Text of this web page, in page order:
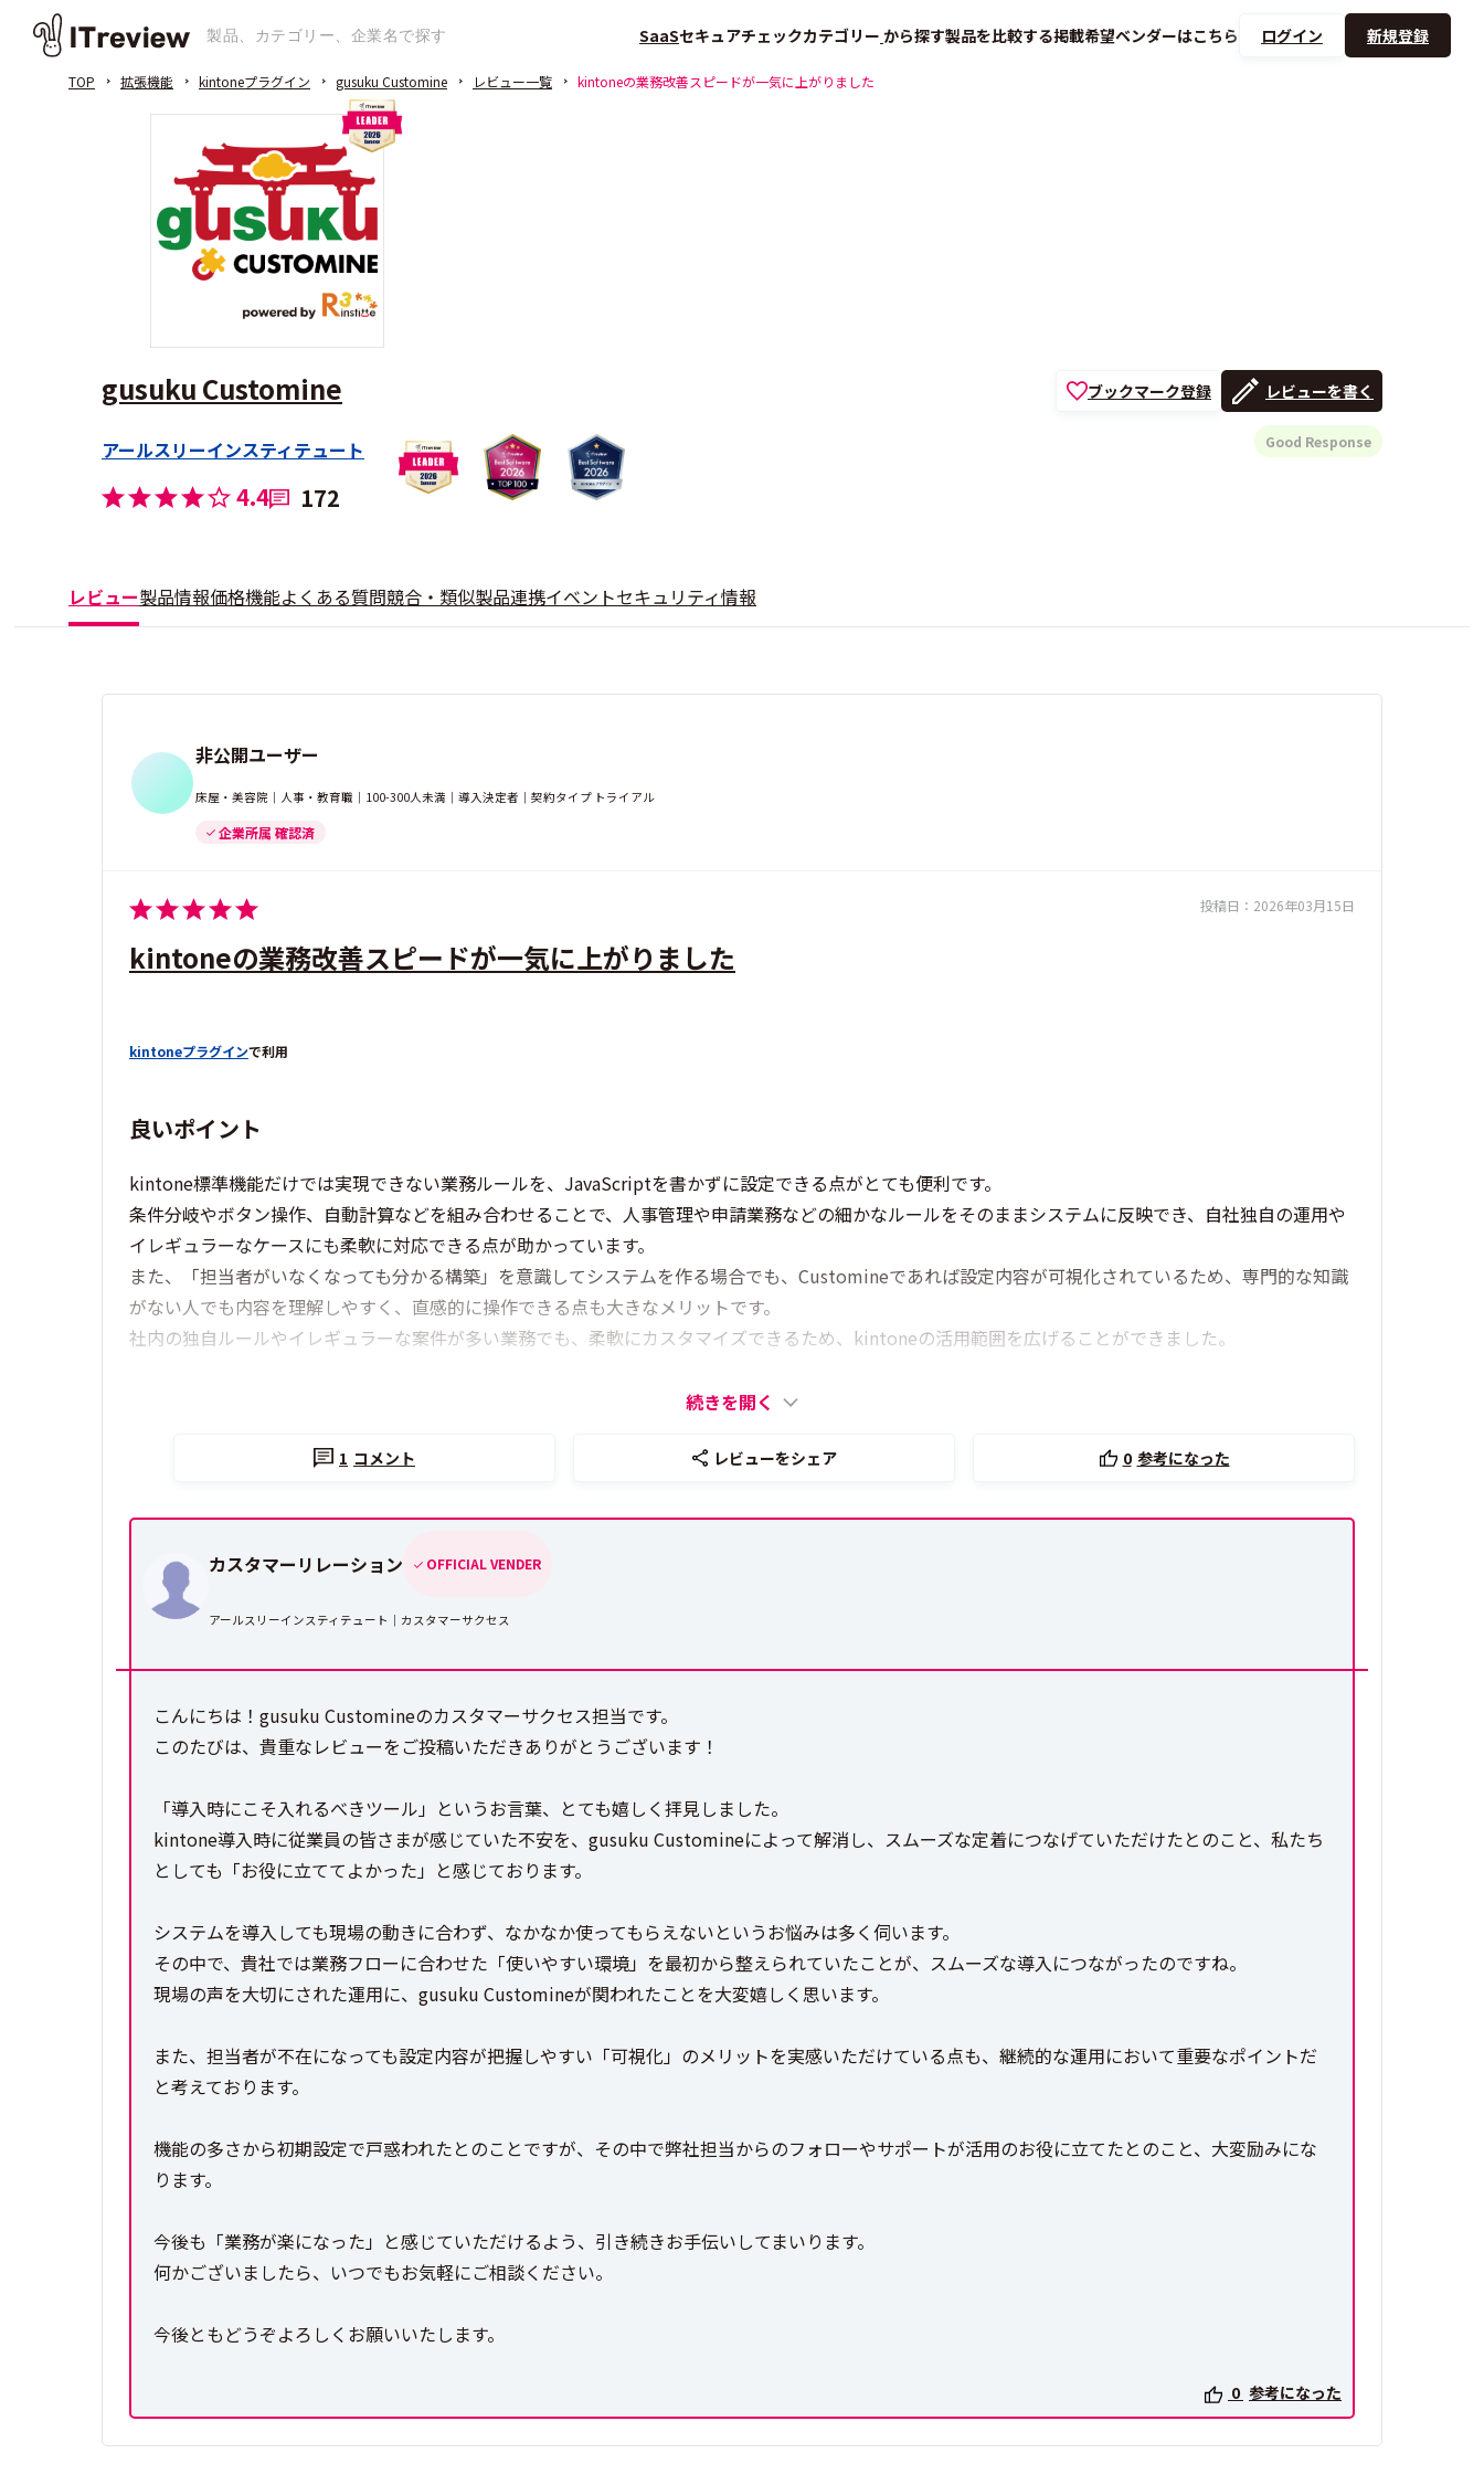
SaaSセキュアチェックカテゴリー から探す製品を比較する掲載希望ベンダーはこちら ログイン 新規登録
TOP 拡張機能 kintoneプラグイン gusuku Customine レビュー一覧 kintoneの業務改善スピードが一気に上がりました
gusuku Customine
アールスリーインスティテュート
4.4 172
ブックマーク登録 レビューを書く
Good Response
レビュー製品情報価格機能よくある質問競合・類似製品連携イベントセキュリティ情報
非公開ユーザー
床屋・美容院｜人事・教育職｜100-300人未満｜導入決定者｜契約タイプ トライアル
企業所属 確認済
投稿日： 2026年03月15日
kintoneの業務改善スピードが一気に上がりました
kintoneプラグインで利用
良いポイント
kintone標準機能だけでは実現できない業務ルールを、JavaScriptを書かずに設定できる点がとても便利です。
条件分岐やボタン操作、自動計算などを組み合わせることで、人事管理や申請業務などの細かなルールをそのままシステムに反映でき、自社独自の運用や
イレギュラーなケースにも柔軟に対応できる点が助かっています。
また、「担当者がいなくなっても分かる構築」を意識してシステムを作る場合でも、Customineであれば設定内容が可視化されているため、専門的な知識
がない人でも内容を理解しやすく、直感的に操作できる点も大きなメリットです。
社内の独自ルールやイレギュラーな案件が多い業務でも、柔軟にカスタマイズできるため、kintoneの活用範囲を広げることができました。
続きを開く
1 コメント レビューをシェア 0 参考になった
カスタマーリレーション OFFICIAL VENDER
アールスリーインスティテュート｜カスタマーサクセス
こんにちは！gusuku Customineのカスタマーサクセス担当です。
このたびは、貴重なレビューをご投稿いただきありがとうございます！
「導入時にこそ入れるべきツール」というお言葉、とても嬉しく拝見しました。
kintone導入時に従業員の皆さまが感じていた不安を、gusuku Customineによって解消し、スムーズな定着につなげていただけたとのこと、私たち
としても「お役に立ててよかった」と感じております。
システムを導入しても現場の動きに合わず、なかなか使ってもらえないというお悩みは多く伺います。
その中で、貴社では業務フローに合わせた「使いやすい環境」を最初から整えられていたことが、スムーズな導入につながったのですね。
現場の声を大切にされた運用に、gusuku Customineが関われたことを大変嬉しく思います。
また、担当者が不在になっても設定内容が把握しやすい「可視化」のメリットを実感いただけている点も、継続的な運用において重要なポイントだ
と考えております。
機能の多さから初期設定で戸惑われたとのことですが、その中で弊社担当からのフォローやサポートが活用のお役に立てたとのこと、大変励みにな
ります。
今後も「業務が楽になった」と感じていただけるよう、引き続きお手伝いしてまいります。
何かございましたら、いつでもお気軽にご相談ください。
今後ともどうぞよろしくお願いいたします。
0 参考になった